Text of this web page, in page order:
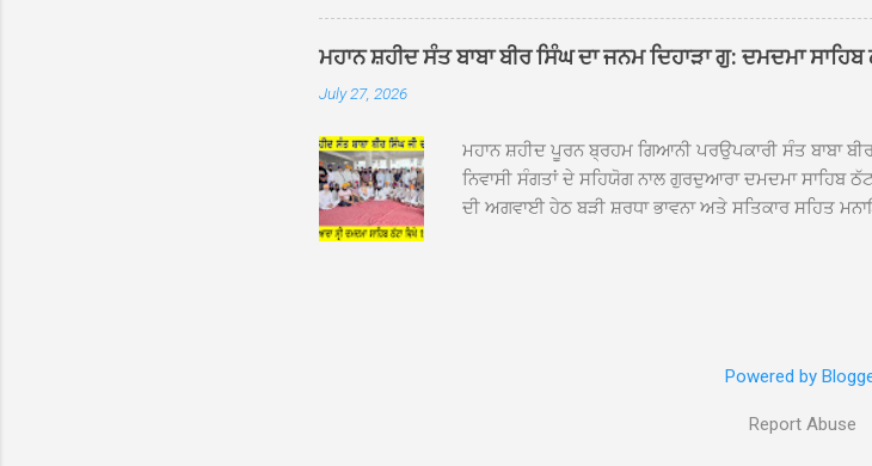
20 ਤੋਂ 30 ਜੂਨ ਵਿਚਕਾਰ ਹੋਈ ਜਾਪਦੀ ਹੈ। ਇਸ ਮੌਕੇ ਸਕੂਲ
ਸਿੰਘ ਟੋਡਰਵਾਲ ਨੇ ਦੱਸਿਆ ਕਿ ਸਕੂਲ ਵਿੱਚ ਪਿਛਲੇ ਸਾਲ ਤਿੰਨ ਏ.
ਜਿਸ ਦੀ ਮਾਪਿਆਂ ਨੇ ਖੂਬ ਪ੍ਰਸੰਸਾ ਕੀਤੀ ਸੀ। ਉਨ੍ਹਾਂ ਦੱਸਿਆ
ਮਹਾਨ ਸ਼ਹੀਦ ਸੰਤ ਬਾਬਾ ਬੀਰ ਸਿੰਘ ਦਾ ਜਨਮ ਦਿਹਾੜਾ ਗੁ: ਦਮਦਮਾ
July 27, 2026
ਮਹਾਨ ਸ਼ਹੀਦ ਪੂਰਨ ਬ੍ਰਹਮ ਗਿਆਨੀ ਪਰਉਪਕਾਰੀ ਸੰਤ ਬਾਬਾ
ਨਿਵਾਸੀ ਸੰਗਤਾਂ ਦੇ ਸਹਿਯੋਗ ਨਾਲ ਗੁਰਦੁਆਰਾ ਦਮਦਮਾ ਸਾਹਿਬ
ਦੀ ਅਗਵਾਈ ਹੇਠ ਬੜੀ ਸ਼ਰਧਾ ਭਾਵਨਾ ਅਤੇ ਸਤਿਕਾਰ ਸਹਿਤ
ਹੇਠ ਹੋਈ ਜਿਸ ਵਿਚ ਸਮੁੱਚੇ ਇਲਾਕੇ ਦੀਆਂ ਵੱਡੀ ਗਿਣਤੀ
ਸ਼ਖਸ਼ੀਅਤਾਂ ਸ਼ਿਰਕਤ ਕਰਨਗੀਆਂ। ਜਨਮ ਦਿਹਾੜੇ ਸਬੰਧੀ ਸਜਾਏ
Powered by
Report Abuse